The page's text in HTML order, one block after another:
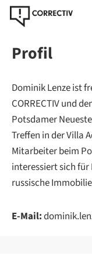
Profil
Dominik Lenze ist
CORRECTIV und
Potsdamer
Treffen in der Villa
Mitarbeiter beim
interessiert sich
russische
E-Mail: